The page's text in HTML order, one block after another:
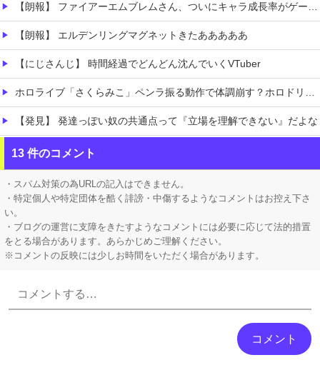
【朗報】 ファイアーエムブレムさん、ついにキャラ成長率がゲーム内で見れるようになる
【朗報】 エルデンリングマグネットきたあああああ
【にじさんじ】 時間経過でどんどん沈んでいくVTuber
ホロライブ「さくらみこ」ペンラ振る動作で体調崩す？ホロドリで画面酔いして凸待ち1時間で切り上げる「雪花ラミィ」コラボ配信に向けてゆっくり休む
【発見】 発達っぽい奴の共通点って『立場を理解できない』だよな
【AI】 AI使い自然界にないウイルスを作製 米スタンフォード大学が成果発表
【悲痛】 溺れた11歳息子を助けようと川へ…40歳父親が死亡 息子は母親が救助 愛知
13 件のコメント
・スパム対策の為URLの記入はできません。
・特定個人や特定団体を酷く誹謗・中傷するようなコメントはお控え下さ
い。
・ブログの運営に支障をきたすようなコメントには必要に応じて法的措置
をとる場合があります。あらかじめご理解ください。
※コメントの反映には少しお時間をいただく場合があります。